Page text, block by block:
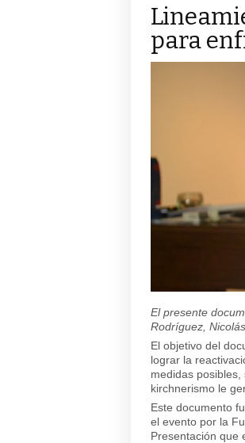
para
El presente
Rodríguez,
El objetivo del
lograr la
medidas
kirchnerismo le
Este documento
el evento por la
Presentación que